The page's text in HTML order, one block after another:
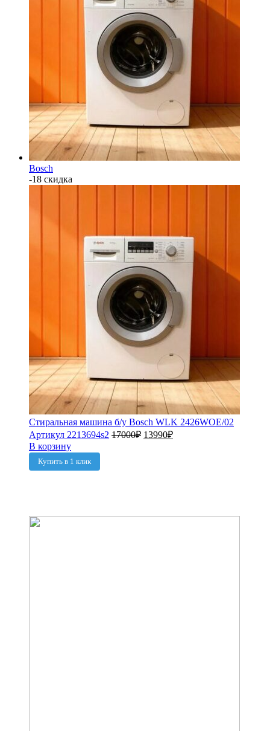
Bosch
-18 скидка
Стиральная машина б/у Bosch WLK 2426WOE/02
Артикул 2213694s2 17000₽ 13990₽
В корзину
Купить в 1 клик